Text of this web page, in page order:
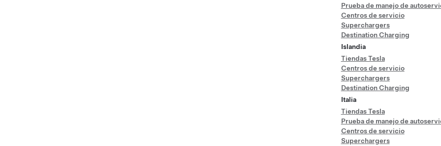
Prueba de manejo de
Centros de servicio
Superchargers
Destination Charging
Islandia
Tiendas Tesla
Centros de servicio
Superchargers
Destination Charging
Italia
Tiendas Tesla
Prueba de manejo de
Centros de servicio
Superchargers